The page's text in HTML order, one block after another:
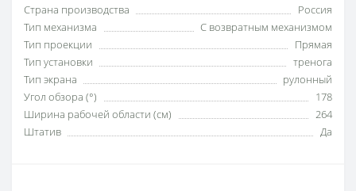
Страна производства
Россия
Тип механизма
С возвратным механизмом
Тип проекции
Прямая
Тип установки
тренога
Тип экрана
рулонный
Угол обзора (°)
178
Ширина рабочей области (см)
264
Штатив
Да